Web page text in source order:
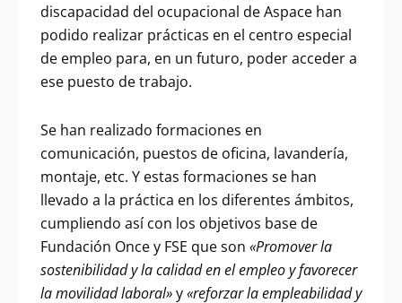
discapacidad del ocupacional de Aspace han
podido realizar prácticas en el centro especial
de empleo para, en un futuro, poder acceder a
ese puesto de trabajo.
Se han realizado formaciones en
comunicación, puestos de oficina, lavandería,
montaje, etc. Y estas formaciones se han
llevado a la práctica en los diferentes ámbitos,
cumpliendo así con los objetivos base de
Fundación Once y FSE que son «Promover la
sostenibilidad y la calidad en el empleo y favorecer
la movilidad laboral»y«reforzar la empleabilidad y